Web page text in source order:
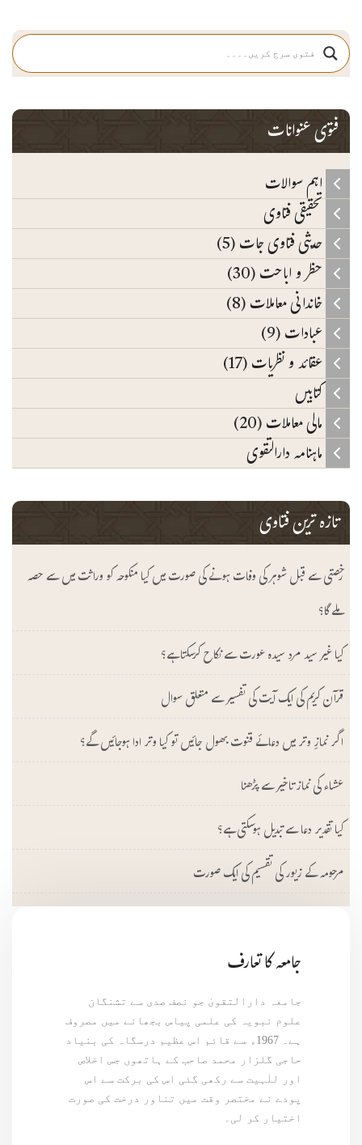
فتوی عنوانات
اہم سوالات
تحقیقی فتاوی
حدیثی فتاوی جات (5)
حظر و اباحت (30)
خاندانی معاملات (8)
عبادات (9)
عقائد و نظریات (17)
کتابیں
مالی معاملات (20)
ماہنامہ دارالتقوی
تازہ ترین فتاوی
رخصتی سے قبل شوہر کی وفات ہونے کی صورت میں کیا منکوحہ کو وراثت میں سے حصہ
ملے گا؟
کیا غیر سید مرد سیدہ عورت سے نکاح کرسکتا ہے؟
قرآن کریم کی ایک آیت کی تفسیر سے متعلق سوال
اگر نمازِ وتر میں دعائے قنوت بھول جائیں تو کیا وتر ادا ہوجائیں گے؟
عشاء کی نماز تاخیر سے پڑھنا
کیا تقدیر دعا سے تبدیل ہوسکتی ہے؟
مرحومہ کے زیور کی تقسیم کی ایک صورت
جامعہ کا تعارف
جامعہ دارالتقویٰ جو نصف صدی سے تشنگان
علوم نبویہ کی علمی پیاس بجھانے میں مصروف
ہے۔ 1967ء سے قائم اس عظیم درسگاہ کی بنیاد
حاجی گلزار محمد صاحب کے ہاتھوں جس اخلاص
اور للٰہیت سے رکھی گئی اس کی برکت سے اس
پودے نے مختصر وقت میں تناور درخت کی صورت
اختیار کر لی۔